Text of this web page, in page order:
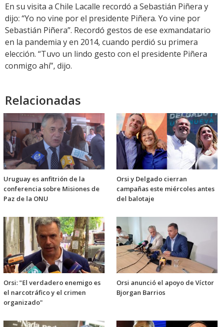
En su visita a Chile Lacalle recordó a Sebastián Piñera y
dijo: “Yo no vine por el presidente Piñera. Yo vine por
Sebastián Piñera”. Recordó gestos de ese exmandatario
en la pandemia y en 2014, cuando perdió su primera
elección. “Tuvo un lindo gesto con el presidente Piñera
conmigo ahí”, dijo.
Relacionadas
Uruguay es anfitrión de la
conferencia sobre Misiones de
Paz de la ONU
Orsi y Delgado cierran
campañas este miércoles antes
del balotaje
Orsi: "El verdadero enemigo es
el narcotráfico y el crimen
organizado"
Orsi anunció el apoyo de Víctor
Bjorgan Barrios